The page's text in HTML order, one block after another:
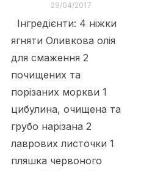
29/04/2017
Інгредієнти: 4 ніжки
ягняти Оливкова олія
для смаження 2
почищених та
порізаних моркви 1
цибулина, очищена та
грубо нарізана 2
лаврових листочки 1
пляшка червоного